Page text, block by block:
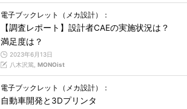
電子ブックレット（メカ設計）：
【調査レポート】設計者CAEの実施状況は？
満足度は？
2023年6月13日
八木沢篤, MONOist
電子ブックレット（メカ設計）：
自動車開発と3Dプリンタ